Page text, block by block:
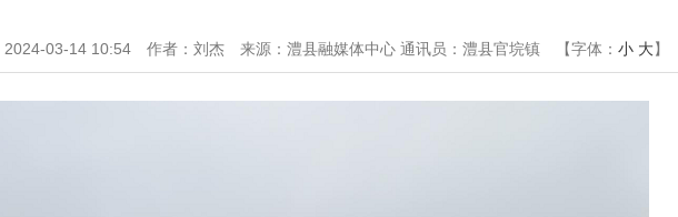
2024-03-14 10:54 作者：刘杰 来源：澧县融媒体中心 通讯员：澧县官垸镇 【字体： 小 大】